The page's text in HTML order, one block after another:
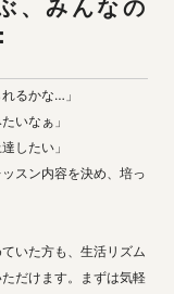
、みんなの
るかな…」
いなぁ」
したい」
スン内容を決め、培っ
いた方も、生活リズム
だけます。まずは気軽